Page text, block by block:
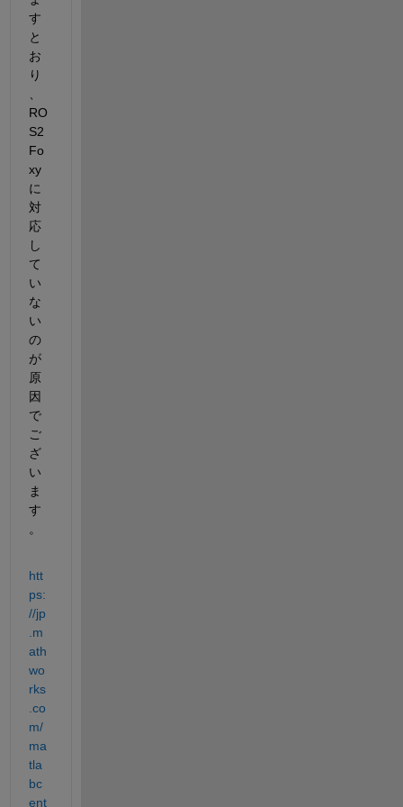
す
と
お
り
RO
S2
Fo
xy
に
対
応
し
て
い
な
い
の
が
原
因
で
ご
ざ
い
ま
す
。
htt
ps:
//jp
.m
ath
wo
rks
.co
m/
ma
tla
bc
ent